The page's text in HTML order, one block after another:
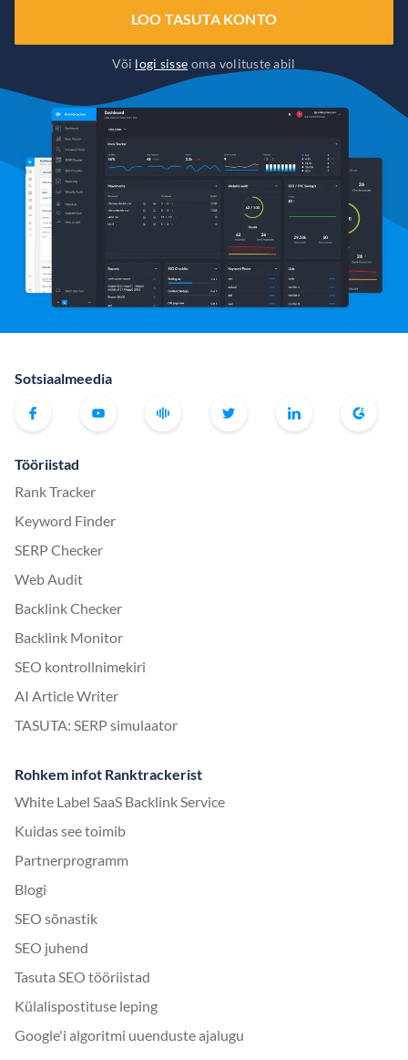
LOO TASUTA KONTO
Või logi sisse oma volituste abil
Sotsiaalmeedia
Tööriistad
Rank Tracker
Keyword Finder
SERP Checker
Web Audit
Backlink Checker
Backlink Monitor
SEO kontrollnimekiri
AI Article Writer
TASUTA: SERP simulaator
Rohkem infot Ranktrackerist
White Label SaaS Backlink Service
Kuidas see toimib
Partnerprogramm
Blogi
SEO sõnastik
SEO juhend
Tasuta SEO tööriistad
Külalispostituse leping
Google'i algoritmi uuenduste ajalugu